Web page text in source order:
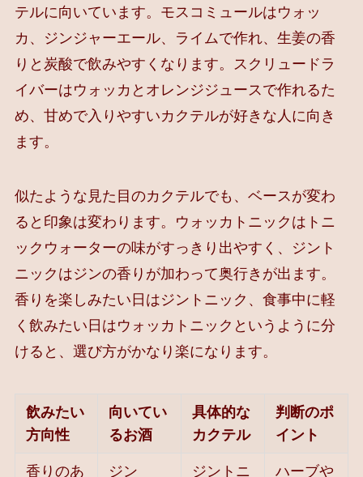
テルに向いています。モスコミュールはウォッ
カ、ジンジャーエール、ライムで作れ、生姜の香
りと炭酸で飲みやすくなります。スクリュードラ
イバーはウォッカとオレンジジュースで作れるた
め、甘めで入りやすいカクテルが好きな人に向き
ます。
似たような見た目のカクテルでも、ベースが変わ
ると印象は変わります。ウォッカトニックはトニ
ックウォーターの味がすっきり出やすく、ジント
ニックはジンの香りが加わって奥行きが出ます。
香りを楽しみたい日はジントニック、食事中に軽
く飲みたい日はウォッカトニックというように分
けると、選び方がかなり楽になります。
飲みたい
方向性
向いてい
るお酒
具体的な
カクテル
判断のポ
イント
香りのあ
ジン
ジントニ
ハーブや